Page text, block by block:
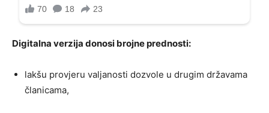
Digitalna verzija donosi brojne prednosti:
lakšu provjeru valjanosti dozvole u drugim državama
članicama,